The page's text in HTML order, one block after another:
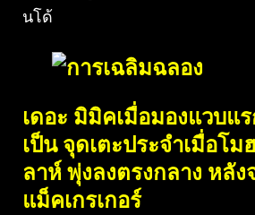
นโด้
เดอะ มิมิคเมื่อมองแวบแ
เป็น จุดเตะประจำเมื่อโ
ลาห์ พุ่งลงตรงกลาง หลั
แม็คเกรเกอร์